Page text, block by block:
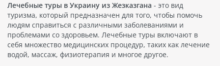
Лечебные туры в Украину из Жезказгана - это вид
туризма, который предназначен для того, чтобы помочь
людям справиться с различными заболеваниями и
проблемами со здоровьем. Лечебные туры включают в
себя множество медицинских процедур, таких как лечение
водой, массаж, физиотерапия и многое другое.